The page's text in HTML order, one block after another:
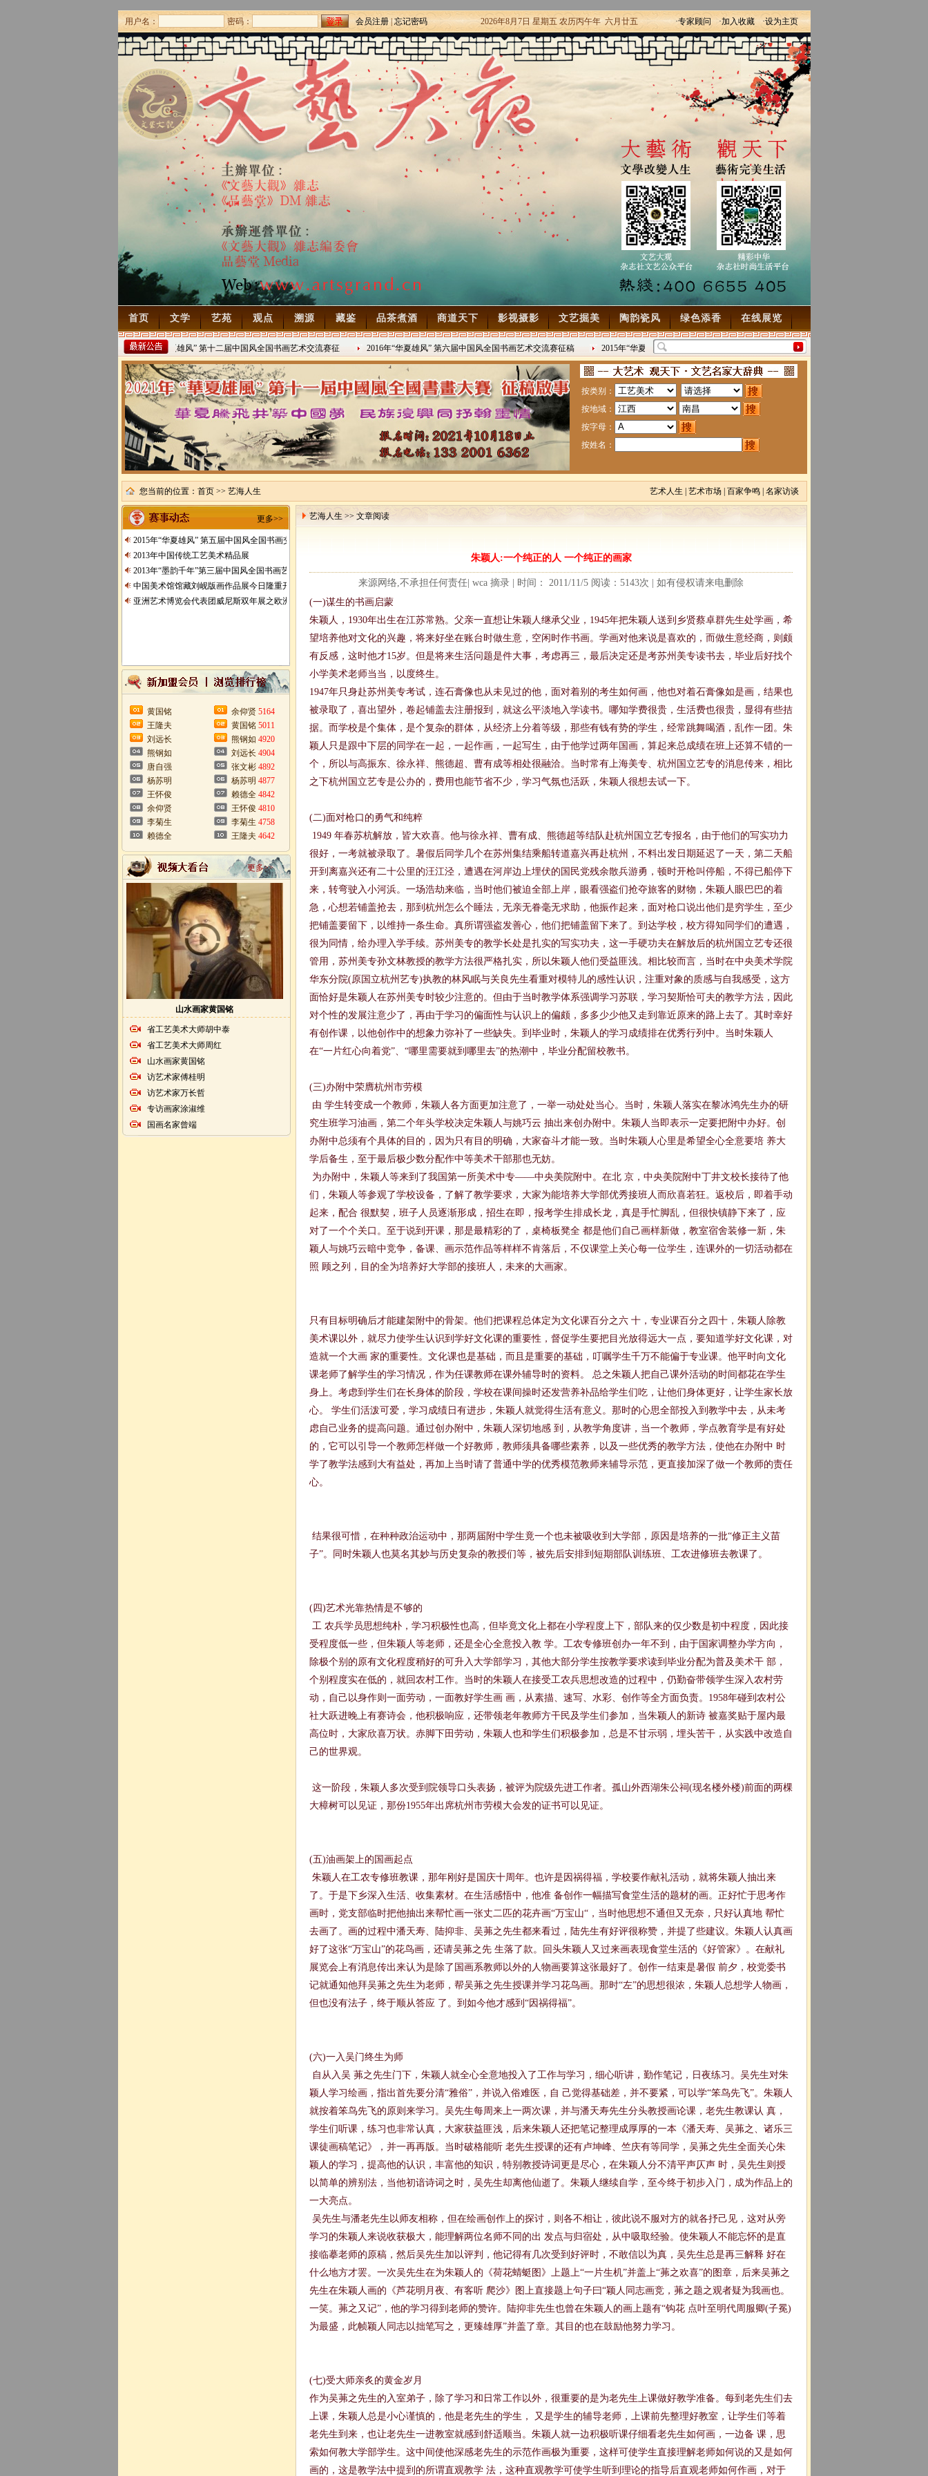
用户名： 密码： 会员注册|忘记密码 2026年8月7日 星期五 农历丙午年 六月廿五 ·专家顾问 ·加入收藏 ·设为主页
首页 文学 艺苑 观点 溯源 藏鉴 品茶煮酒 商道天下 影视摄影 文艺掘美 陶韵瓷风 绿色添香 在线展览
2022年“华夏雄风” 第十二届中国风全国书画艺术交流赛征
2021/8/15
2016年“华夏雄风” 第六届中国风全国书画艺术交流赛征稿
2016/8/27
2015年“华夏雄风” 第五届中国风全国书画交流赛暨纪念抗
日战争胜利70周年书画展7月28日起征稿2015/7/28
图”创作
按类别：
按地域：
按字母：
按姓名：
您当前的位置： 首页>> 艺海人生 艺术人生 艺术市场| 百家争鸣| 名家访谈
更多>>
2015年“华夏雄风” 第五届中国风全国书画交流赛暨纪念抗日战争胜利70周年书画展7月28日起征稿
2013年中国传统工艺美术精品展
2013年“墨韵千年”第三届中国风全国书画艺术交流赛征稿
中国美术馆馆藏刘岘版画作品展今日隆重开展
亚洲艺术博览会代表团威尼斯双年展之欧洲行
黄国铭
王隆夫
刘远长
熊钢如
唐自强
杨苏明
王怀俊
余仰贤
李菊生
赖德全
余仰贤 5164
黄国铭 5011
熊钢如 4920
刘远长 4904
张文彬 4892
杨苏明 4877
赖德全 4842
王怀俊 4810
李菊生 4758
王隆夫 4642
更多>>
山水画家黄国铭
省工艺美术大师胡中泰
省工艺美术大师周红
山水画家黄国铭
访艺术家傅桂明
访艺术家万长哲
专访画家涂淑维
国画名家曾端
艺海人生 >> 文章阅读
朱颖人:一个纯正的人 一个纯正的画家
来源网络,不承担任何责任| wca 摘录 | 时间： 2011/11/5 阅读：5143次 | 如有侵权请来电删除
(一)谋生的书画启蒙
朱颖人，1930年出生在江苏常熟。父亲一直想让朱颖人继承父业，1945年把朱颖人送到乡贤蔡卓群先生处学画，希
望培养他对文化的兴趣，将来好坐在账台时做生意，空闲时作书画。学画对他来说是喜欢的，而做生意经商，则颇
有反感，这时他才15岁。但是将来生活问题是件大事，考虑再三，最后决定还是考苏州美专读书去，毕业后好找个
小学美术老师当当，以度终生。
1947年只身赴苏州美专考试，连石膏像也从未见过的他，面对着别的考生如何画，他也对着石膏像如是画，结果也
被录取了，喜出望外，卷起铺盖去注册报到，就这么平淡地入学读书。哪知学费很贵，生活费也很贵，显得有些拮
据。而学校是个集体，是个复杂的群体，从经济上分着等级，那些有钱有势的学生，经常跳舞喝酒，乱作一团。朱
颖人只是跟中下层的同学在一起，一起作画，一起写生，由于他学过两年国画，算起来总成绩在班上还算不错的一
个，所以与高振东、徐永祥、熊德超、曹有成等相处很融洽。当时常有上海美专、杭州国立艺专的消息传来，相比
之下杭州国立艺专是公办的，费用也能节省不少，学习气氛也活跃，朱颖人很想去试一下。
(二)面对枪口的勇气和纯粹
1949 年春苏杭解放，皆大欢喜。他与徐永祥、曹有成、熊德超等结队赴杭州国立艺专报名，由于他们的写实功力
很好，一考就被录取了。暑假后同学几个在苏州集结乘船转道嘉兴再赴杭州，不料出发日期延迟了一天，第二天船
开到离嘉兴还有二十公里的汪江泾，遭遇在河岸边上埋伏的国民党残余散兵游勇，顿时开枪叫停船，不得已船停下
来，转弯驶入小河浜。一场浩劫来临，当时他们被迫全部上岸，眼看强盗们抢夺旅客的财物，朱颖人眼巴巴的着
急，心想若铺盖抢去，那到杭州怎么个睡法，无亲无眷毫无求助，他振作起来，面对枪口说出他们是穷学生，至少
把铺盖要留下，以维持一条生命。真所谓强盗发善心，他们把铺盖留下来了。到达学校，校方得知同学们的遭遇，
很为同情，给办理入学手续。苏州美专的教学长处是扎实的写实功夫，这一手硬功夫在解放后的杭州国立艺专还很
管用，苏州美专孙文林教授的教学方法很严格扎实，所以朱颖人他们受益匪浅。相比较而言，当时在中央美术学院
华东分院(原国立杭州艺专)执教的林风眠与关良先生看重对模特儿的感性认识，注重对象的质感与自我感受，这方
面恰好是朱颖人在苏州美专时较少注意的。但由于当时教学体系强调学习苏联，学习契斯恰可夫的教学方法，因此
对个性的发展注意少了，再由于学习的偏面性与认识上的偏颇，多多少少他又走到靠近原来的路上去了。其时幸好
有创作课，以他创作中的想象力弥补了一些缺失。到毕业时，朱颖人的学习成绩排在优秀行列中。当时朱颖人
在“一片红心向着党”、“哪里需要就到哪里去”的热潮中，毕业分配留校教书。
(三)办附中荣膺杭州市劳模
由 学生转变成一个教师，朱颖人各方面更加注意了，一举一动处处当心。当时，朱颖人落实在黎冰鸿先生办的研
究生班学习油画，第二个年头学校决定朱颖人与姚巧云 抽出来创办附中。朱颖人当即表示一定要把附中办好。创
办附中总须有个具体的目的，因为只有目的明确，大家奋斗才能一致。当时朱颖人心里是希望全心全意要培 养大
学后备生，至于最后极少数分配作中等美术干部那也无妨。
为办附中，朱颖人等来到了我国第一所美术中专——中央美院附中。在北 京，中央美院附中丁井文校长接待了他
们，朱颖人等参观了学校设备，了解了教学要求，大家为能培养大学部优秀接班人而欣喜若狂。返校后，即着手动
起来，配合 很默契，班子人员逐渐形成，招生在即，报考学生排成长龙，真是手忙脚乱，但很快镇静下来了，应
对了一个个关口。至于说到开课，那是最精彩的了，桌椅板凳全 都是他们自己画样新做，教室宿舍装修一新，朱
颖人与姚巧云暗中竞争，备课、画示范作品等样样不肯落后，不仅课堂上关心每一位学生，连课外的一切活动都在
照 顾之列，目的全为培养好大学部的接班人，未来的大画家。
只有目标明确后才能建架附中的骨架。他们把课程总体定为文化课百分之六 十，专业课百分之四十，朱颖人除教
美术课以外，就尽力使学生认识到学好文化课的重要性，督促学生要把目光放得远大一点，要知道学好文化课，对
造就一个大画 家的重要性。文化课也是基础，而且是重要的基础，叮嘱学生千万不能偏于专业课。他平时向文化
课老师了解学生的学习情况，作为任课教师在课外辅导时的资料。 总之朱颖人把自己课外活动的时间都花在学生
身上。考虑到学生们在长身体的阶段，学校在课间操时还发营养补品给学生们吃，让他们身体更好，让学生家长放
心。 学生们活泼可爱，学习成绩日有进步，朱颖人就觉得生活有意义。那时的心思全部投入到教学中去，从未考
虑自己业务的提高问题。通过创办附中，朱颖人深切地感 到，从教学角度讲，当一个教师，学点教育学是有好处
的，它可以引导一个教师怎样做一个好教师，教师须具备哪些素养，以及一些优秀的教学方法，使他在办附中 时
学了教学法感到大有益处，再加上当时请了普通中学的优秀模范教师来辅导示范，更直接加深了做一个教师的责任
心。
结果很可惜，在种种政治运动中，那两届附中学生竟一个也未被吸收到大学部，原因是培养的一批“修正主义苗
子”。同时朱颖人也莫名其妙与历史复杂的教授们等，被先后安排到短期部队训练班、工农进修班去教课了。
(四)艺术光靠热情是不够的
工 农兵学员思想纯朴，学习积极性也高，但毕竟文化上都在小学程度上下，部队来的仅少数是初中程度，因此接
受程度低一些，但朱颖人等老师，还是全心全意投入教 学。工农专修班创办一年不到，由于国家调整办学方向，
除极个别的原有文化程度稍好的可升入大学部学习，其他大部分学生按教学要求读到毕业分配为普及美术干 部，
个别程度实在低的，就回农村工作。当时的朱颖人在接受工农兵思想改造的过程中，仍勤奋带领学生深入农村劳
动，自己以身作则一面劳动，一面教好学生画 画，从素描、速写、水彩、创作等全方面负责。1958年碰到农村公
社大跃进晚上有赛诗会，他积极响应，还带领老年教师方干民及学生们参加，当朱颖人的新诗 被嘉奖贴于屋内最
高位时，大家欣喜万状。赤脚下田劳动，朱颖人也和学生们积极参加，总是不甘示弱，埋头苦干，从实践中改造自
己的世界观。
这一阶段，朱颖人多次受到院领导口头表扬，被评为院级先进工作者。孤山外西湖朱公祠(现名楼外楼)前面的两棵
大樟树可以见证，那份1955年出席杭州市劳模大会发的证书可以见证。
(五)油画架上的国画起点
朱颖人在工农专修班教课，那年刚好是国庆十周年。也许是因祸得福，学校要作献礼活动，就将朱颖人抽出来
了。于是下乡深入生活、收集素材。在生活感悟中，他准 备创作一幅描写食堂生活的题材的画。正好忙于思考作
画时，党支部临时把他抽出来帮忙画一张丈二匹的花卉画“万宝山“，当时他思想不通但又无奈，只好认真地 帮忙
去画了。画的过程中潘天寿、陆抑非、吴茀之先生都来看过，陆先生有好评很称赞，并提了些建议。朱颖人认真画
好了这张“万宝山”的花鸟画，还请吴茀之先 生落了款。回头朱颖人又过来画表现食堂生活的《好管家》。在献礼
展览会上有消息传出来认为是除了国画系教师以外的人物画要算这张最好了。创作一结束是暑假 前夕，校党委书
记就通知他拜吴茀之先生为老师，帮吴茀之先生授课并学习花鸟画。那时“左”的思想很浓，朱颖人总想学人物画，
但也没有法子，终于顺从答应 了。到如今他才感到“因祸得福”。
(六)一入吴门终生为师
自从入吴 茀之先生门下，朱颖人就全心全意地投入了工作与学习，细心听讲，勤作笔记，日夜练习。吴先生对朱
颖人学习绘画，指出首先要分清“雅俗”，并说入俗难医，自 己觉得基础差，并不要紧，可以学“笨鸟先飞”。朱颖人
就按着笨鸟先飞的原则来学习。吴先生每周来上一两次课，并与潘天寿先生分头教授画论课，老先生教课认 真，
学生们听课，练习也非常认真，大家获益匪浅，后来朱颖人还把笔记整理成厚厚的一本《潘天寿、吴茀之、诸乐三
课徒画稿笔记》，并一再再版。当时破格能听 老先生授课的还有卢坤峰、竺庆有等同学，吴茀之先生全面关心朱
颖人的学习，提高他的认识，丰富他的知识，特别教授诗词更是尽心，在朱颖人分不清平声仄声 时，吴先生则授
以简单的辨别法，当他初谙诗词之时，吴先生却离他仙逝了。朱颖人继续自学，至今终于初步入门，成为作品上的
一大亮点。
吴先生与潘老先生以师友相称，但在绘画创作上的探讨，则各不相让，彼此说不服对方的就各抒己见，这对从旁
学习的朱颖人来说收获极大，能理解两位名师不同的出 发点与归宿处，从中吸取经验。使朱颖人不能忘怀的是直
接临摹老师的原稿，然后吴先生加以评判，他记得有几次受到好评时，不敢信以为真，吴先生总是再三解释 好在
什么地方才罢。一次吴先生在为朱颖人的《荷花蜻蜓图》上题上“一片生机”并盖上“茀之欢喜”的图章，后来吴茀之
先生在朱颖人画的《芦花明月夜、有客听 爬沙》图上直接题上句子曰“颖人同志画竞，茀之题之观者疑为我画也。
一笑。茀之又记”，他的学习得到老师的赞许。陆抑非先生也曾在朱颖人的画上题有“钩花 点叶至明代周服卿(子冕)
为最盛，此帧颖人同志以拙笔写之，更臻雄厚”并盖了章。其目的也在鼓励他努力学习。
(七)受大师亲炙的黄金岁月
作为吴茀之先生的入室弟子，除了学习和日常工作以外，很重要的是为老先生上课做好教学准备。每到老先生们去
上课，朱颖人总是小心谨慎的，他是老先生的学生， 又是学生的辅导老师，上课前先整理好教室，让学生们等着
老先生到来，也让老先生一进教室就感到舒适顺当。朱颖人就一边积极听课仔细看老先生如何画，一边备 课，思
索如何教大学部学生。这中间使他深感老先生的示范作画极为重要，这样可使学生直接理解老师如何说的又是如何
画的，这是教学法中提到的所谓直观教学 法，这种直观教学可使学生听到理论的指导后直观老师如何作画，对于